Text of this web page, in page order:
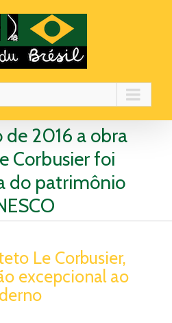
de 2016 a obra
Corbusier foi
do patrimônio
Le Corbusier,
excepcional ao